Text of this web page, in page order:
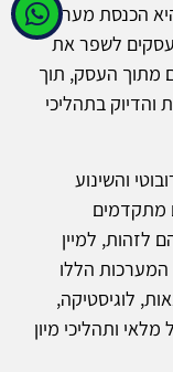
הכנסת מערכת
לעסקים לשפר את
מתוך העסק, תוך
בתהליכי
והשינוע
מתקדמים
לזהות, למיין
המערכות הללו
לוגיסטיקה,
ותהליכי מיון